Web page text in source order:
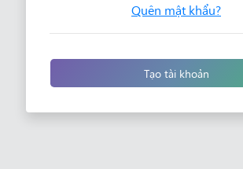
Quên mật khẩu?
Tạo tài khoản